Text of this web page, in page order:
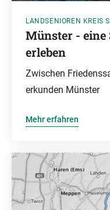
LANDSENIOREN KREIS
Münster -
erleben
Zwischen
erkunden Münster
Mehr erfahren